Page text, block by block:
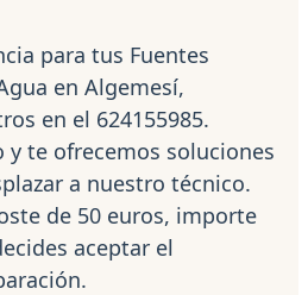
para tus Fuentes
en Algemesí,
en el 624155985.
y te ofrecemos soluciones
a nuestro técnico.
de 50 euros, importe
aceptar el